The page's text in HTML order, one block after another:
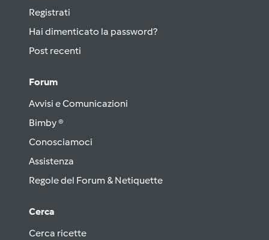
Registrati
Hai dimenticato la password?
Post recenti
Forum
Avvisi e Comunicazioni
Bimby ®
Conosciamoci
Assistenza
Regole del Forum & Netiquette
Cerca
Cerca ricette